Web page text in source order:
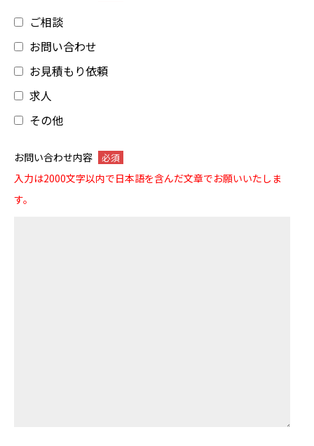
ご相談
お問い合わせ
お見積もり依頼
求人
その他
お問い合わせ内容 必須
入力は2000文字以内で日本語を含んだ文章でお願いいたしま
す。